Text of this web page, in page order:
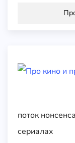
поток
сериалах